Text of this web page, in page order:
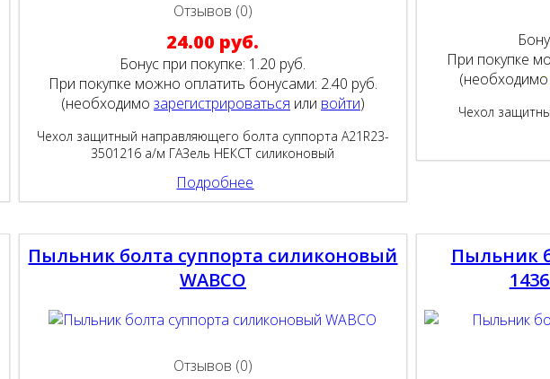
Отзывов (0)
24.00 руб.
Бонус при покупке: 1.20 руб.
При покупке можно оплатить бонусами: 2.40 руб.
(необходимо зарегистрироваться или войти)
Чехол защитный направляющего болта суппорта A21R23-
3501216 а/м ГАЗель НЕКСТ силиконовый
Подробнее
При покупке
(необходимо
Чехол
Пыльник болта суппорта силиконовый
WABCO
Отзывов (0)
Пыльник